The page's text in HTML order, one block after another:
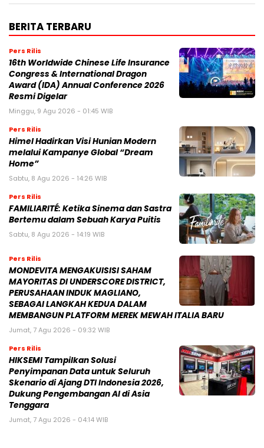
BERITA TERBARU
Pers Rilis
16th Worldwide Chinese Life Insurance
Congress & International Dragon
Award (IDA) Annual Conference 2026
Resmi Digelar
Minggu, 9 Agu 2026 - 01:45 WIB
Pers Rilis
Himel Hadirkan Visi Hunian Modern
melalui Kampanye Global “Dream
Home”
Sabtu, 8 Agu 2026 - 14:26 WIB
Pers Rilis
FAMILIARITÉ: Ketika Sinema dan Sastra
Bertemu dalam Sebuah Karya Puitis
Sabtu, 8 Agu 2026 - 14:19 WIB
Pers Rilis
MONDEVITA MENGAKUISISI SAHAM
MAYORITAS DI UNDERSCORE DISTRICT,
PERUSAHAAN INDUK MAGLIANO,
SEBAGAI LANGKAH KEDUA DALAM
MEMBANGUN PLATFORM MEREK MEWAH ITALIA BARU
Jumat, 7 Agu 2026 - 09:32 WIB
Pers Rilis
HIKSEMI Tampilkan Solusi
Penyimpanan Data untuk Seluruh
Skenario di Ajang DTI Indonesia 2026,
Dukung Pengembangan AI di Asia
Tenggara
Jumat, 7 Agu 2026 - 04:14 WIB